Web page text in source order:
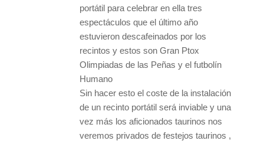
portátil para celebrar en ella tres
espectáculos que el último año
estuvieron descafeinados por los
recintos y estos son Gran Ptox
Olimpiadas de las Peñas y el futbolín
Humano
Sin hacer esto el coste de la instalación
de un recinto portátil será inviable y una
vez más los aficionados taurinos nos
veremos privados de festejos taurinos ,